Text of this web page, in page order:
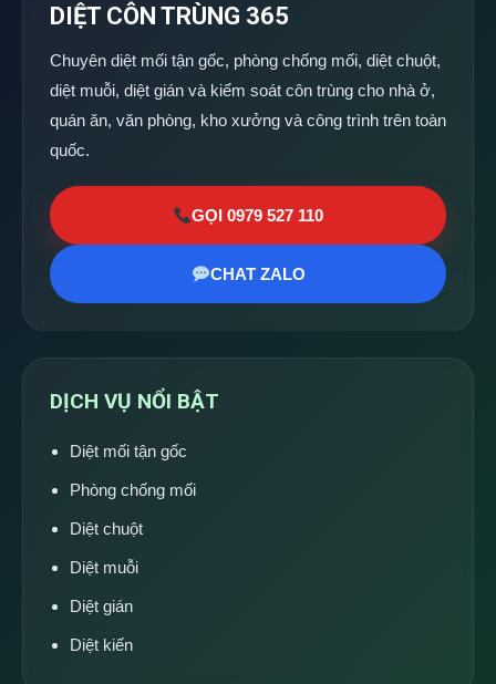
DIỆT CÔN TRÙNG 365
Chuyên diệt mối tận gốc, phòng chống mối, diệt chuột,
diệt muỗi, diệt gián và kiểm soát côn trùng cho nhà ở,
quán ăn, văn phòng, kho xưởng và công trình trên toàn
quốc.
GỌI 0979 527 110
CHAT ZALO
DỊCH VỤ NỔI BẬT
Diệt mối tận gốc
Phòng chống mối
Diệt chuột
Diệt muỗi
Diệt gián
Diệt kiến